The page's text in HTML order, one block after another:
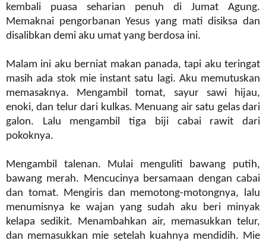
kembali puasa seharian penuh di Jumat Agung.
Memaknai pengorbanan Yesus yang mati disiksa dan
disalibkan demi aku umat yang berdosa ini.
Malam ini aku berniat makan panada, tapi aku teringat
masih ada stok mie instant satu lagi. Aku memutuskan
memasaknya. Mengambil tomat, sayur sawi hijau,
enoki, dan telur dari kulkas. Menuang air satu gelas dari
galon. Lalu mengambil tiga biji cabai rawit dari
pokoknya.
Mengambil talenan. Mulai menguliti bawang putih,
bawang merah. Mencucinya bersamaan dengan cabai
dan tomat. Mengiris dan memotong-motongnya, lalu
menumisnya ke wajan yang sudah aku beri minyak
kelapa sedikit. Menambahkan air, memasukkan telur,
dan memasukkan mie setelah kuahnya mendidih. Mie